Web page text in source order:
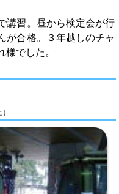
講習。昼から検定会が行
が合格。３年越しのチャ
でした。